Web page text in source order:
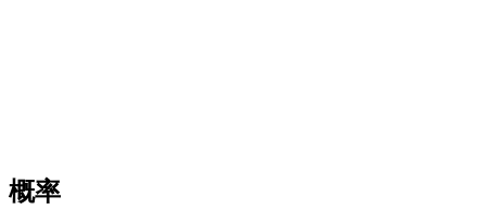
概率